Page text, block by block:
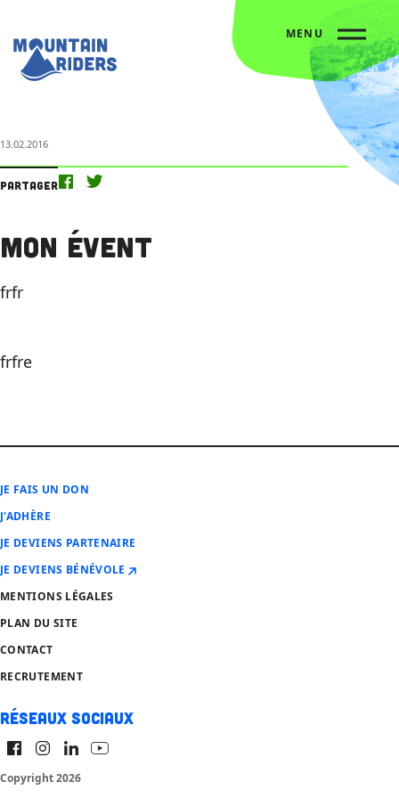
MENU
13.02.2016
Partager
Mon évent
frfr
frfre
JE FAIS UN DON
J'ADHÈRE
JE DEVIENS PARTENAIRE
JE DEVIENS BÉNÉVOLE
MENTIONS LÉGALES
PLAN DU SITE
CONTACT
RECRUTEMENT
Réseaux sociaux
Copyright 2026